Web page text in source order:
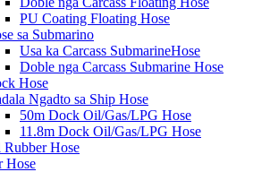
PU Coating Floating Hose
sa Submarino
Usa ka Carcass SubmarineHose
Doble nga Carcass Submarine Hose
Hose
Ngadto sa Ship Hose
50m Dock Oil/Gas/LPG Hose
11.8m Dock Oil/Gas/LPG Hose
Rubber Hose
Hose